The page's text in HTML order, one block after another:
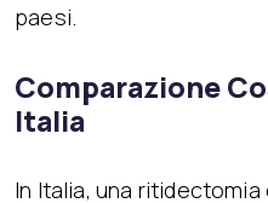
paesi.
Comparazione
Italia
In Italia, una